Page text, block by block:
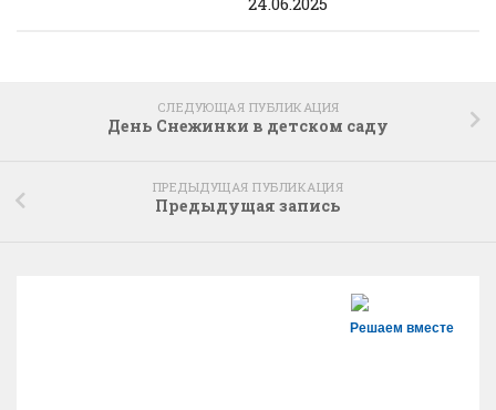
СЛЕДУЮЩАЯ ПУБЛИКАЦИЯ
День Снежинки в детском саду
ПРЕДЫДУЩАЯ ПУБЛИКАЦИЯ
Предыдущая запись
Решаем вместе